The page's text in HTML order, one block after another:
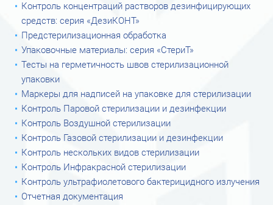
Контроль концентраций растворов дезинфицирующих
средств: серия «ДезиКОНТ»
Предстерилизационная обработка
Упаковочные материалы: серия «СтериТ»
Тесты на герметичность швов стерилизационной
упаковки
Маркеры для надписей на упаковке для стерилизации
Контроль Паровой стерилизации и дезинфекции
Контроль Воздушной стерилизации
Контроль Газовой стерилизации и дезинфекции
Контроль нескольких видов стерилизации
Контроль Инфракрасной стерилизации
Контроль ультрафиолетового бактерицидного излучения
Отчетная документация